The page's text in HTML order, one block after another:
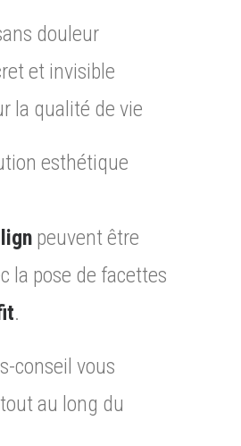
douleur
et invisible
la qualité de vie
esthétique
peuvent être
la pose de facettes
.
conseil vous
au long du